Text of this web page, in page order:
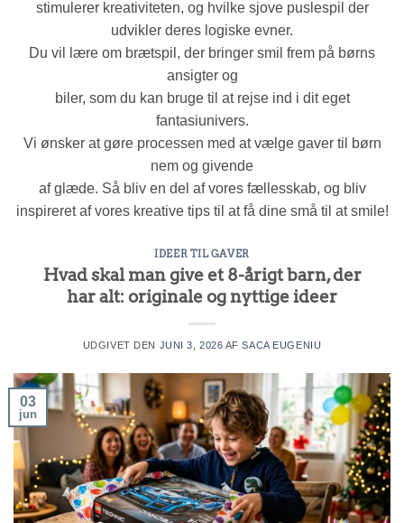
stimulerer kreativiteten, og hvilke sjove puslespil der
udvikler deres logiske evner.
Du vil lære om brætspil, der bringer smil frem på børns
ansigter og
biler, som du kan bruge til at rejse ind i dit eget
fantasiunivers.
Vi ønsker at gøre processen med at vælge gaver til børn
nem og givende
af glæde. Så bliv en del af vores fællesskab, og bliv
inspireret af vores kreative tips til at få dine små til at smile!
IDEER TIL GAVER
Hvad skal man give et 8-årigt barn, der
har alt: originale og nyttige ideer
UDGIVET DEN JUNI 3, 2026 AFSACA EUGENIU
03
jun